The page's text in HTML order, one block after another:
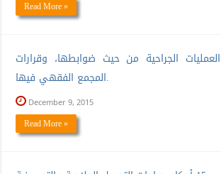
Read More »
أحكام العمليات الجراحية من حيث ضوابطها، وقرارات
المجمع الفقهي فيها.
December 9, 2015
Read More »